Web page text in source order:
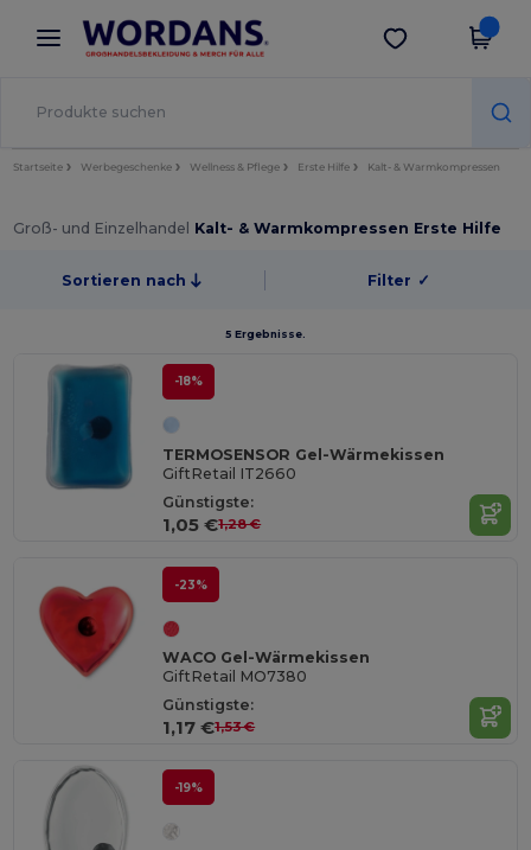
× Wordans App
Bessere Preise in der App!
App holen
Startseite Werbegeschenke Wellness & Pflege Erste Hilfe Kalt- & Warmkompressen
Groß- und Einzelhandel Kalt- & Warmkompressen Erste Hilfe
Sortieren nach Filter ✓
5 Ergebnisse.
-18%
TERMOSENSOR Gel-Wärmekissen
GiftRetail IT2660
Günstigste:
1,05 €1,28 €
-23%
WACO Gel-Wärmekissen
GiftRetail MO7380
Günstigste:
1,17 €1,53 €
-19%